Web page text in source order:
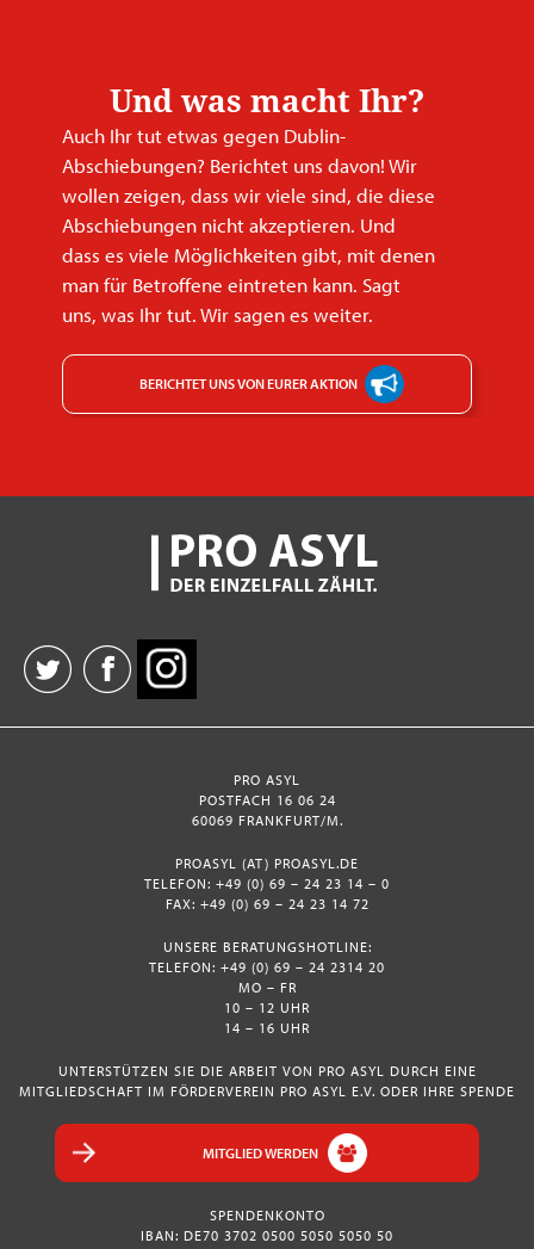
Und was macht Ihr?
Auch Ihr tut etwas gegen Dublin-
Abschiebungen? Berichtet uns davon! Wir
wollen zeigen, dass wir viele sind, die diese
Abschiebungen nicht akzeptieren. Und
dass es viele Möglichkeiten gibt, mit denen
man für Betroffene eintreten kann. Sagt
uns, was Ihr tut. Wir sagen es weiter.
BERICHTET UNS VON EURER AKTION
PRO ASYL
POSTFACH 16 06 24
60069 FRANKFURT/M.
PROASYL (AT) PROASYL.DE
TELEFON: +49 (0) 69 – 24 23 14 – 0
FAX: +49 (0) 69 – 24 23 14 72
UNSERE BERATUNGSHOTLINE:
TELEFON: +49 (0) 69 – 24 2314 20
MO – FR
10 – 12 UHR
14 – 16 UHR
UNTERSTÜTZEN SIE DIE ARBEIT VON PRO ASYL DURCH EINE
MITGLIEDSCHAFT IM FÖRDERVEREIN PRO ASYL E.V. ODER IHRE SPENDE
MITGLIED WERDEN
SPENDENKONTO
IBAN: DE70 3702 0500 5050 5050 50